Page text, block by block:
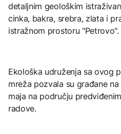
detaljnim geološkim
cinka, bakra, srebra, zlata i
istražnom prostoru "Petrovo".
Ekološka udruženja sa ovog
mreža pozvala su građane
maja na području
radove.